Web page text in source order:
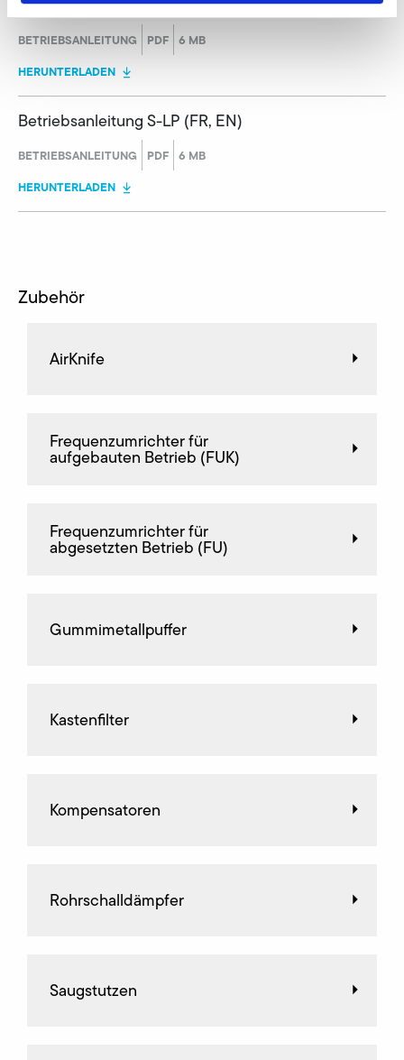
Betriebsanleitung S-LP (DE, EN)
BETRIEBSANLEITUNG PDF 6 MB
HERUNTERLADEN
Betriebsanleitung S-LP (FR, EN)
BETRIEBSANLEITUNG PDF 6 MB
HERUNTERLADEN
Zubehör
AirKnife
Frequenz­umrichter für
aufgebauten Betrieb (FUK)
Frequenz­umrichter für
abgesetzten Betrieb (FU)
Gummimetallpuffer
Kastenfilter
Kompensatoren
Rohrschalldämpfer
Saugstutzen